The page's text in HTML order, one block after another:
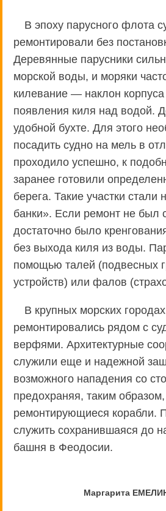
В эпоху парусного флота
ремонтировали без
Деревянные парусники
морской воды, и моряки
килевание — наклон
появления киля над водой.
удобной бухте. Для этого
посадить судно на мель в
проходило успешно, к
заранее готовили
берега. Такие участки стали
банки». Если ремонт не был
достаточно было
без выхода киля из воды.
помощью талей (подвесных
устройств) или фалов
В крупных морских
ремонтировались рядом с
верфями. Архитектурные
служили еще и надежной
возможного нападения со
предохраняя, таким
ремонтирующиеся корабли.
служить сохранившаяся до
башня в Феодосии.
Маргарита